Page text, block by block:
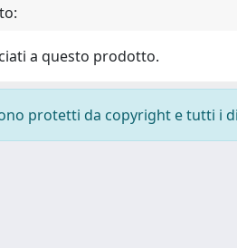
a questo prodotto.
protetti da copyright e tutti i